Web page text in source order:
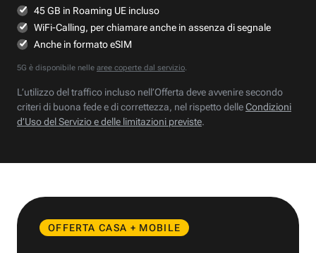
45 GB in Roaming UE incluso
WiFi-Calling, per chiamare anche in assenza di segnale
Anche in formato eSIM
5G è disponibile nelle aree coperte dal servizio.
L’utilizzo del traffico incluso nell’Offerta deve avvenire secondo
criteri di buona fede e di correttezza, nel rispetto delleCondizioni
d’Uso del Servizio e delle limitazioni previste.
OFFERTA CASA + MOBILE